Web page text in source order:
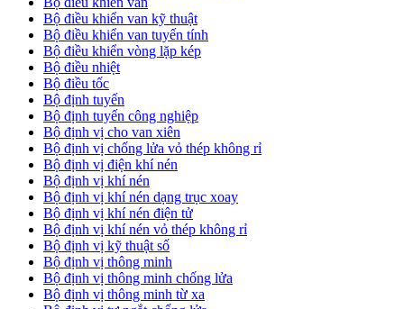
Bộ điều khiển van kỹ thuật
Bộ điều khiển van tuyến tính
Bộ điều khiển vòng lặp kép
Bộ điều nhiệt
Bộ điều tốc
Bộ định tuyến
Bộ định tuyến công nghiệp
Bộ định vị cho van xiên
Bộ định vị chống lửa vỏ thép không rỉ
Bộ định vị điện khí nén
Bộ định vị khí nén
Bộ định vị khí nén dạng trục xoay
Bộ định vị khí nén điện tử
Bộ định vị khí nén vỏ thép không rỉ
Bộ định vị kỹ thuật số
Bộ định vị thông minh
Bộ định vị thông minh chống lửa
Bộ định vị thông minh từ xa